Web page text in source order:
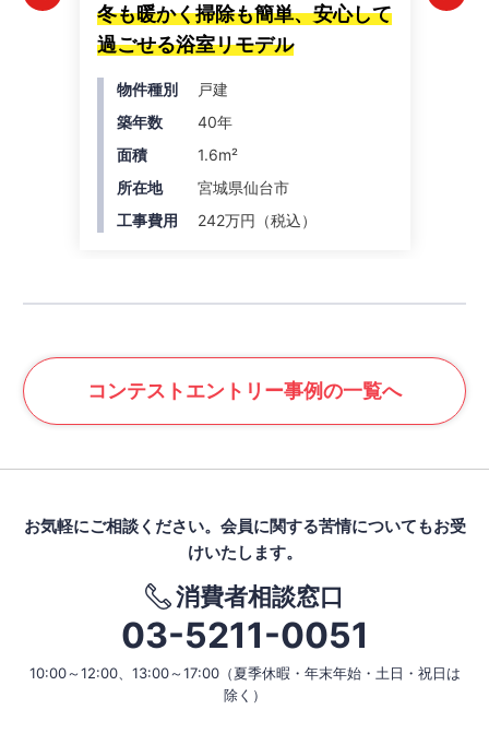
冬も暖かく掃除も簡単、安心して
過ごせる浴室リモデル
物件種別
戸建
築年数
40年
面積
1.6m²
所在地
宮城県仙台市
工事費用
242万円（税込）
コンテストエントリー事例の一覧へ
お気軽にご相談ください。 会員に関する苦情についてもお受
けいたします。
消費者相談窓口
03-5211-0051
10:00～12:00、13:00～17:00（夏季休暇・年末年始・土日・祝日は
除く）